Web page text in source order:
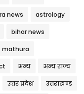
news astrology
bihar news
mathura
अन्य अन्य राज्य
उत्तर प्रदेश उत्तराखण्ड